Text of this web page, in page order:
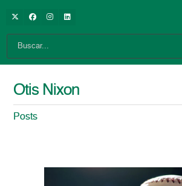
Otis Nixon
Posts